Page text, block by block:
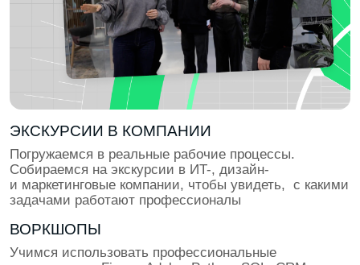
ПОДГОТОВКА К ТРУДОУСТРОЙСТВУ